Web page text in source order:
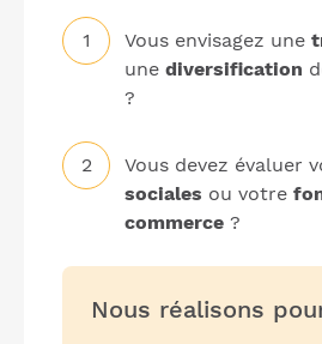
Vous envisagez une
une diversification
?
Vous devez évaluer
sociales ou votre
commerce ?
Nous réalisons